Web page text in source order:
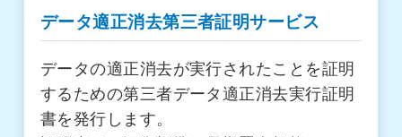
データ適正消去第三者証明サービス
データの適正消去が実行されたことを証明
するための第三者データ適正消去実行証明
書を発行します。